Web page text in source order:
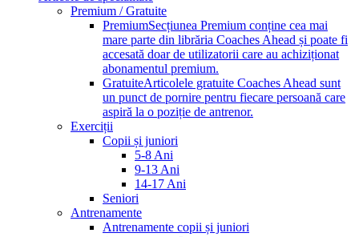
Premium / Gratuite
PremiumSecțiunea Premium conține cea mai
mare parte din librăria Coaches Ahead și poate fi
accesată doar de utilizatorii care au achiziționat
abonamentul premium.
GratuiteArticolele gratuite Coaches Ahead sunt
un punct de pornire pentru fiecare persoană care
aspiră la o poziție de antrenor.
Exerciții
Copii și juniori
5-8 Ani
9-13 Ani
14-17 Ani
Seniori
Antrenamente
Antrenamente copii și juniori